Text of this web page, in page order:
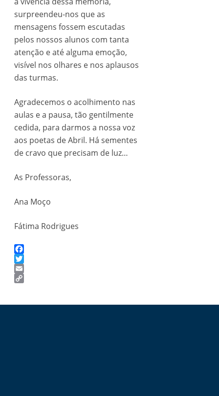
surpreendeu-nos que as
mensagens fossem escutadas
pelos nossos alunos com tanta
atenção e até alguma emoção,
visível nos olhares e nos aplausos
das turmas.
Agradecemos o acolhimento nas
aulas e a pausa, tão gentilmente
cedida, para darmos a nossa voz
aos poetas de Abril. Há sementes
de cravo que precisam de luz…
As Professoras,
Ana Moço
Fátima Rodrigues
Facebook
Twitter
Email